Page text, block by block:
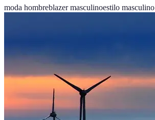
moda hombreblazer masculinoestilo masculino